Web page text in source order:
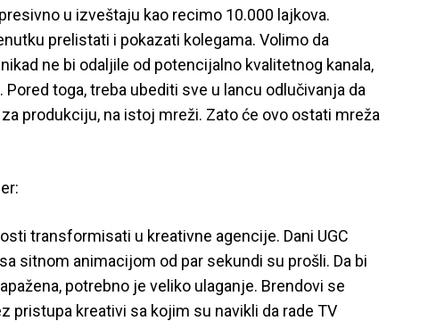
u izveštaju kao recimo 10.000 lajkova.
prelistati i pokazati kolegama. Volimo da
ne bi odaljile od potencijalno kvalitetnog kanala,
toga, treba ubediti sve u lancu odlučivanja da
produkciju, na istoj mreži. Zato će ovo ostati mreža
transformisati u kreativne agencije. Dani UGC
sitnom animacijom od par sekundi su prošli. Da bi
potrebno je veliko ulaganje. Brendovi se
pristupa kreativi sa kojim su navikli da rade TV